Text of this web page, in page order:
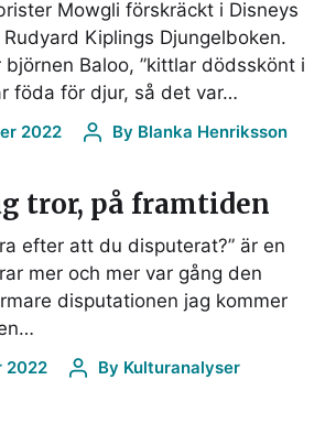
Mowgli förskräckt i Disneys
Kiplings Djungelboken.
björnen Baloo, ”kittlar dödsskönt i
föda för djur, så det var…
2022 By Blanka Henriksson
tror, på framtiden
efter att du disputerat?” är en
mer och mer var gång den
disputationen jag kommer
2022 By Kulturanalyser